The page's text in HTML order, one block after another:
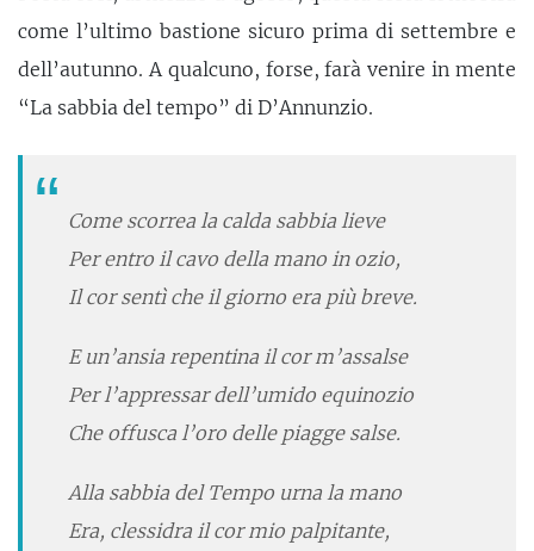
come l’ultimo bastione sicuro prima di settembre e
dell’autunno. A qualcuno, forse, farà venire in mente
“La sabbia del tempo” di D’Annunzio.
Come scorrea la calda sabbia lieve
Per entro il cavo della mano in ozio,
Il cor sentì che il giorno era più breve.
E un’ansia repentina il cor m’assalse
Per l’appressar dell’umido equinozio
Che offusca l’oro delle piagge salse.
Alla sabbia del Tempo urna la mano
Era, clessidra il cor mio palpitante,